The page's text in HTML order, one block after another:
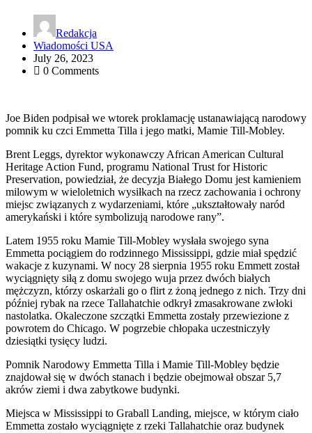
Redakcja
Wiadomości USA
July 26, 2023
0 Comments
Joe Biden podpisał we wtorek proklamację ustanawiającą narodowy
pomnik ku czci Emmetta Tilla i jego matki, Mamie Till-Mobley.
Brent Leggs, dyrektor wykonawczy African American Cultural
Heritage Action Fund, programu National Trust for Historic
Preservation, powiedział, że decyzja Białego Domu jest kamieniem
milowym w wieloletnich wysiłkach na rzecz zachowania i ochrony
miejsc związanych z wydarzeniami, które „ukształtowały naród
amerykański i które symbolizują narodowe rany”.
Latem 1955 roku Mamie Till-Mobley wysłała swojego syna
Emmetta pociągiem do rodzinnego Mississippi, gdzie miał spędzić
wakacje z kuzynami. W nocy 28 sierpnia 1955 roku Emmett został
wyciągnięty siłą z domu swojego wuja przez dwóch białych
mężczyzn, którzy oskarżali go o flirt z żoną jednego z nich. Trzy dni
później rybak na rzece Tallahatchie odkrył zmasakrowane zwłoki
nastolatka. Okaleczone szczątki Emmetta zostały przewiezione z
powrotem do Chicago. W pogrzebie chłopaka uczestniczyły
dziesiątki tysięcy ludzi.
Pomnik Narodowy Emmetta Tilla i Mamie Till-Mobley będzie
znajdował się w dwóch stanach i będzie obejmował obszar 5,7
akrów ziemi i dwa zabytkowe budynki.
Miejsca w Mississippi to Graball Landing, miejsce, w którym ciało
Emmetta zostało wyciągnięte z rzeki Tallahatchie oraz budynek